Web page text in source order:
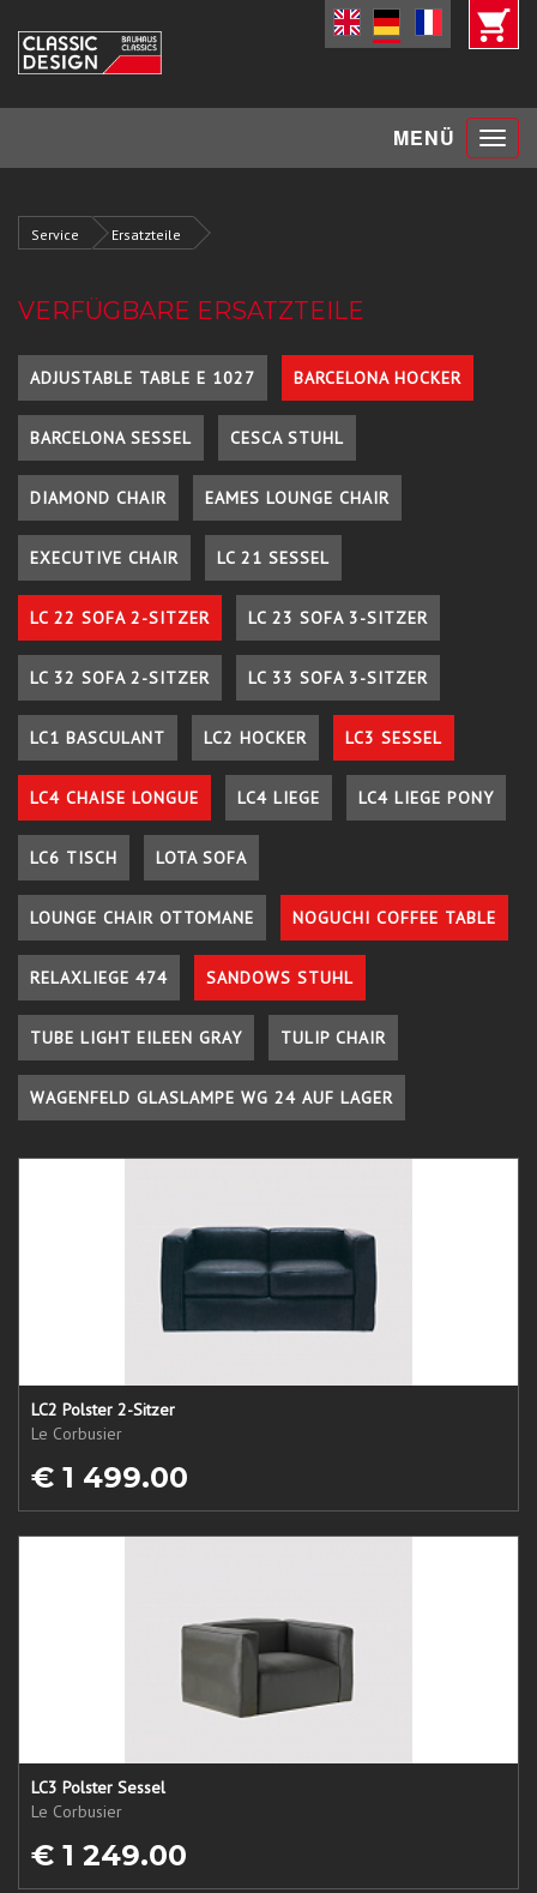
MENÜ Toggle
Service Ersatzteile
VERFÜGBARE ERSATZTEILE
ADJUSTABLE TABLE E 1027 BARCELONA HOCKER
BARCELONA SESSEL CESCA STUHL
DIAMOND CHAIR EAMES LOUNGE CHAIR
EXECUTIVE CHAIR LC 21 SESSEL
LC 22 SOFA 2-SITZER LC 23 SOFA 3-SITZER
LC 32 SOFA 2-SITZER LC 33 SOFA 3-SITZER
LC1 BASCULANT LC2 HOCKER LC3 SESSEL
LC4 CHAISE LONGUE LC4 LIEGE LC4 LIEGE PONY
LC6 TISCH LOTA SOFA
LOUNGE CHAIR OTTOMANE NOGUCHI COFFEE TABLE
RELAXLIEGE 474 SANDOWS STUHL
TUBE LIGHT EILEEN GRAY TULIP CHAIR
WAGENFELD GLASLAMPE WG 24 AUF LAGER
LC2 Polster 2-Sitzer
Le Corbusier
€ 1 499.00
LC3 Polster Sessel
Le Corbusier
€ 1 249.00